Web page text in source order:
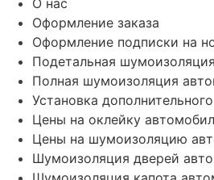
Оформление заказа
Оформление подписки на
Подетальная
Полная шумоизоляция
Установка
Цены на оклейку
Цены на шумоизоляцию
Шумоизоляция дверей